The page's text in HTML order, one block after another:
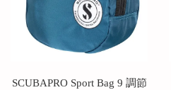
SCUBAPRO Sport Bag 9 調節